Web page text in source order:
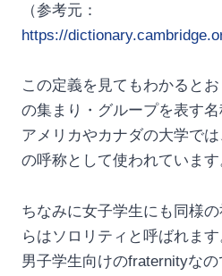
（参考元：
https://
この定義を見てもわかると
の集まり・グループを表す
アメリカやカナダの大学で
の呼称として使われています
ちなみに女子学生にも同様
らはソロリティと呼ばれま
男子学生向けのfraternityな